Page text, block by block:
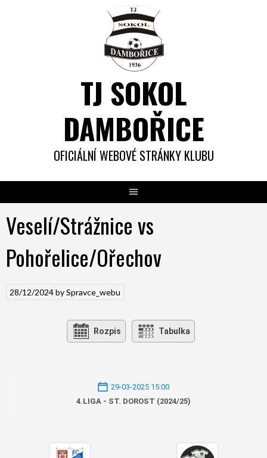
TJ SOKOL
DAMBOŘICE
OFICIÁLNÍ WEBOVÉ STRÁNKY KLUBU
Veselí/Strážnice vs
Pohořelice/Ořechov
28/12/2024bySpravce_webu
Rozpis Tabulka
29-03-2025 15:00
4.LIGA - ST. DOROST (2024/25)